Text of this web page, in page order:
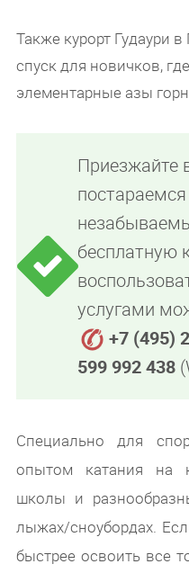
Также курорт Гудаури
спуск для новичков,
элементарные азы
Приезжайте
бесплатную
услугами
+7 (495)
599 992 438
Специально для
опытом катания на
школы и
лыжах/сноубордах.
быстрее освоить все